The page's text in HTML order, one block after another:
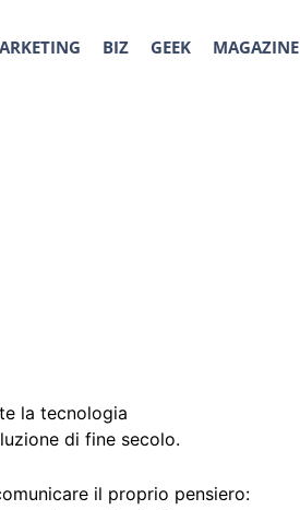
BIZ GEEK MAGAZINE
la tecnologia
di fine secolo.
il proprio pensiero: